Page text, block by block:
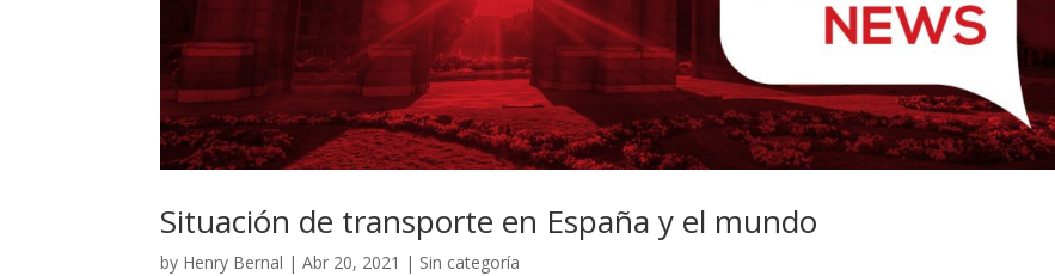
Situación de transporte en España y el mundo
by Henry Bernal |Abr 20, 2021 | Sin categoría